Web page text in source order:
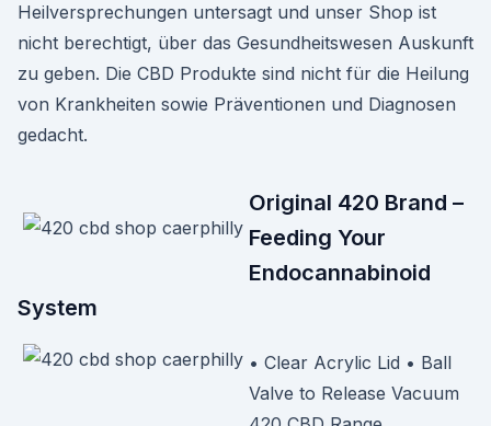
Heilversprechungen untersagt und unser Shop ist
nicht berechtigt, über das Gesundheitswesen Auskunft
zu geben. Die CBD Produkte sind nicht für die Heilung
von Krankheiten sowie Präventionen und Diagnosen
gedacht.
Original 420 Brand –
Feeding Your
Endocannabinoid
System
• Clear Acrylic Lid • Ball
Valve to Release Vacuum